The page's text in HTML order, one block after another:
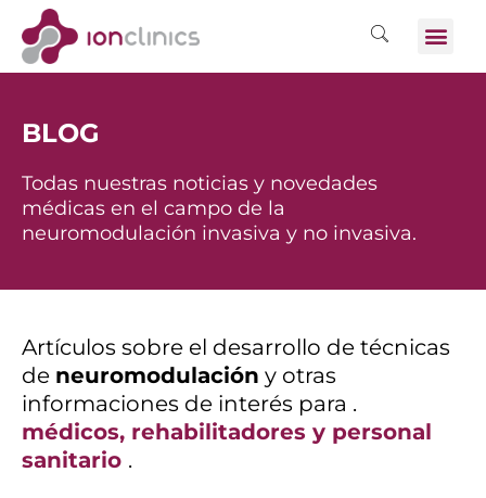
BLOG
Todas nuestras noticias y novedades
médicas en el campo de la
neuromodulación invasiva y no invasiva.
Artículos sobre el desarrollo de técnicas
de neuromodulación y otras
informaciones de interés para .
médicos, rehabilitadores y personal
sanitario .